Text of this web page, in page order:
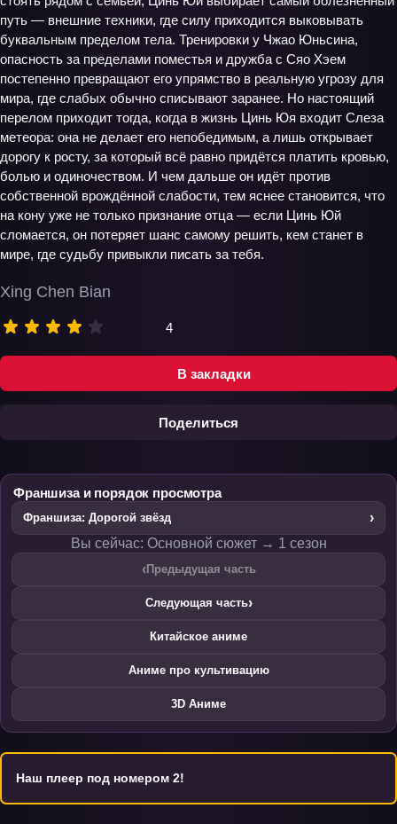
В закладки
Поделиться
Xing Chen Bian
4
путь — внешние техники, где силу приходится выковывать
буквальным пределом тела. Тренировки у Чжао Юньсина,
опасность за пределами поместья и дружба с Сяо Хэем
постепенно превращают его упрямство в реальную угрозу для
мира, где слабых обычно списывают заранее. Но настоящий
перелом приходит тогда, когда в жизнь Цинь Юя входит Слеза
метеора: она не делает его непобедимым, а лишь открывает
дорогу к росту, за который всё равно придётся платить кровью,
болью и одиночеством. И чем дальше он идёт против
собственной врождённой слабости, тем яснее становится, что
на кону уже не только признание отца — если Цинь Юй
сломается, он потеряет шанс самому решить, кем станет в
мире, где судьбу привыкли писать за тебя.
Франшиза и порядок просмотра
Франшиза: Дорогой звёзд
›
Вы сейчас: Основной сюжет → 1 сезон
‹Предыдущая часть
Следующая часть›
Китайское аниме
Аниме про культивацию
3D Аниме
Наш плеер под номером 2!